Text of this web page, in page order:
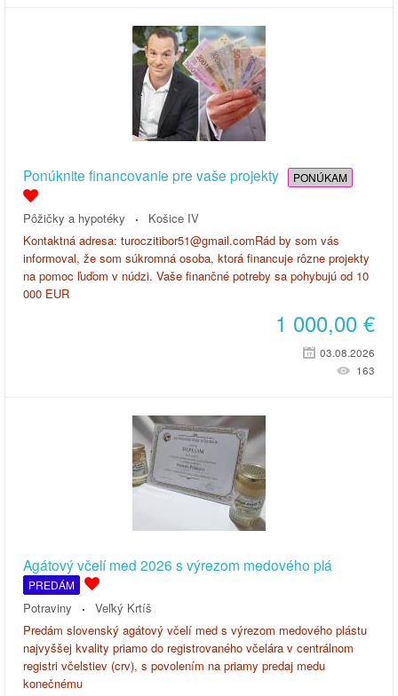
Ponúknite financovanie pre vaše projekty PONÚKAM
Pôžičky a hypotéky
Košice IV
Kontaktná adresa: turoczitibor51@gmail.comRád by som vás
informoval, že som súkromná osoba, ktorá financuje rôzne projekty
na pomoc ľuďom v núdzi. Vaše finančné potreby sa pohybujú od 10
000 EUR
1 000,00 €
03.08.2026
163
Agátový včelí med 2026 s výrezom medového plá
PREDÁM
Potraviny
Veľký Krtíš
Predám slovenský agátový včelí med s výrezom medového plástu
najvyššej kvality priamo do registrovaného včelára v centrálnom
registri včelstiev (crv), s povolením na priamy predaj medu
konečnému